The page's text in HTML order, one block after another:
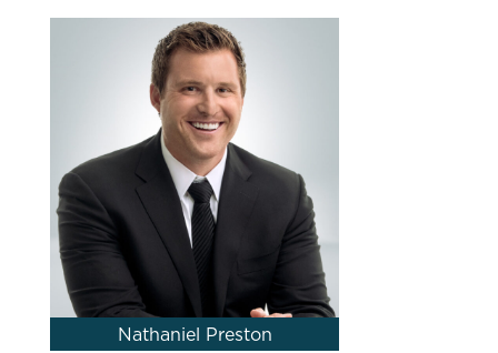
Nathaniel Preston